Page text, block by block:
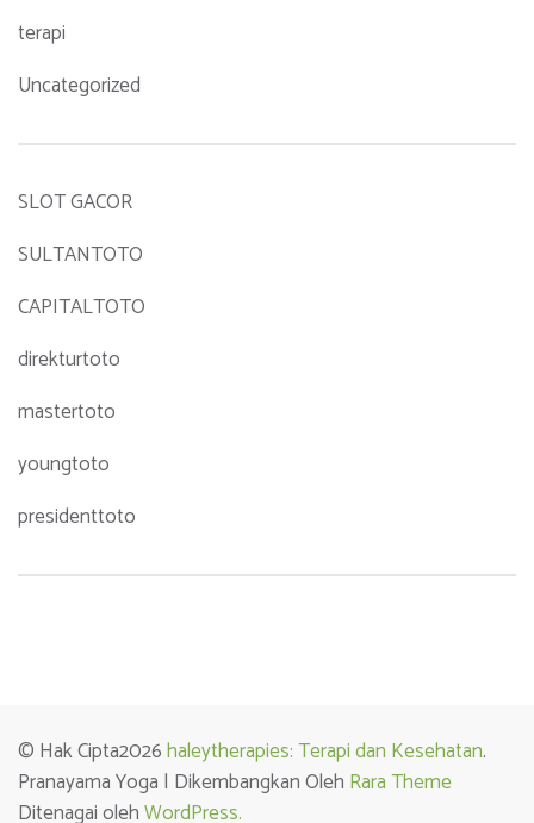
terapi
Uncategorized
SLOT GACOR
SULTANTOTO
CAPITALTOTO
direkturtoto
mastertoto
youngtoto
presidenttoto
© Hak Cipta2026haleytherapies: Terapi dan Kesehatan.
Pranayama Yoga | Dikembangkan Oleh Rara Theme
Ditenagai olehWordPress.